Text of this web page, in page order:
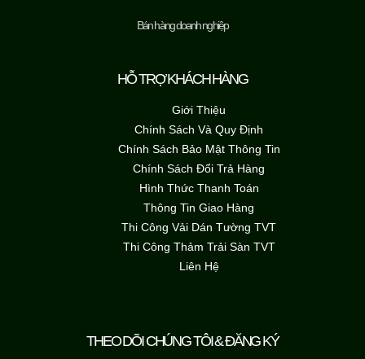
Bán hàng doanh nghiệp
HỖ TRỢ KHÁCH HÀNG
Giới Thiệu
Chính Sách Và Quy Định
Chính Sách Bảo Mật Thông Tin
Chính Sách Đổi Trả Hàng
Hình Thức Thanh Toán
Thông Tin Giao Hàng
Thi Công Vải Dán Tường TVT
Thi Công Thảm Trải Sàn TVT
Liên Hệ
THEO DÕI CHÚNG TÔI & ĐĂNG KÝ